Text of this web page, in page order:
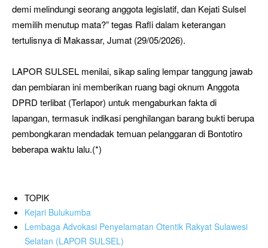
demi melindungi seorang anggota legislatif, dan Kejati Sulsel
memilih menutup mata?” tegas Rafli dalam keterangan
tertulisnya di Makassar, Jumat (29/05/2026).
LAPOR SULSEL menilai, sikap saling lempar tanggung jawab
dan pembiaran ini memberikan ruang bagi oknum Anggota
DPRD terlibat (Terlapor) untuk mengaburkan fakta di
lapangan, termasuk indikasi penghilangan barang bukti berupa
pembongkaran mendadak temuan pelanggaran di Bontotiro
beberapa waktu lalu.(*)
TOPIK
Kejari Bulukumba
Lembaga Advokasi Penyelamatan Otentik Rakyat Sulawesi
Selatan (LAPOR SULSEL)